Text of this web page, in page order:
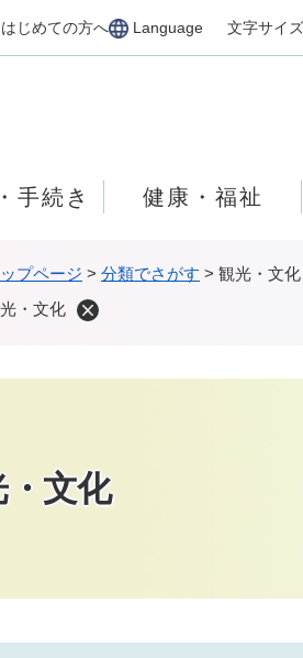
はじめての方へ Language 文字サイズ
手続き 健康・福祉
ップページ > 分類でさがす > 観光・文化
・文化
文化